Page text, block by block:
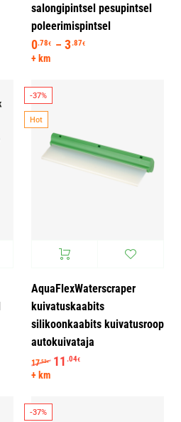
104.61€ kuni 233.42€
salongipintsel pesupintsel
poleerimispintsel
0.78€ – 3.87€
+ km
14.06€.
-37%
Hot
AquaFlexWaterscraper
kuivatuskaabits
silikoonkaabits kuivatusroop
autokuivataja
17.52€ Algne hind oli: 17.52€.
11 .04€
+ km
-37%